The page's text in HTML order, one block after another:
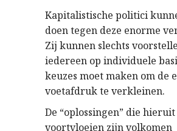
Kapitalistische politici
doen tegen deze enorme
Zij kunnen slechts
iedereen op individuele
keuzes moet maken om de
voetafdruk te verkleinen.
De “oplossingen” die hieruit
voortvloeien zijn volkomen